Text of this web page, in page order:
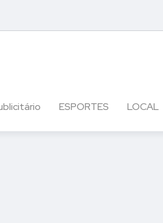
ESPORTES LOCAL